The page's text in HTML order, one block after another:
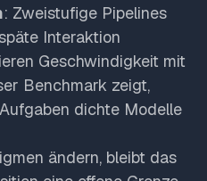
: Zweistufige Pipelines
Interaktion
Geschwindigkeit mit
Benchmark zeigt,
dichte Modelle
ändern, bleibt das